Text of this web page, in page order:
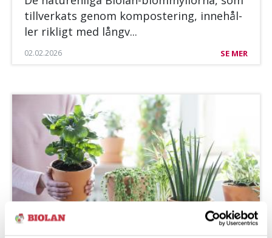
till­ver­kats ge­nom kom­pos­te­ring, in­nehål­
ler rikligt med långv...
02.02.2026 SE MER